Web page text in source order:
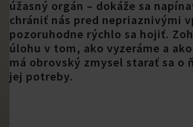
úžasný orgán – dokáže sa
chrániť nás pred nepriaznivými
pozoruhodne rýchlo sa hojiť.
úlohu v tom, ako vyzeráme a
má obrovský zmysel starať sa o
jej potreby.